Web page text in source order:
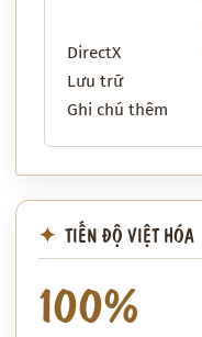
DirectX
Lưu trữ
Ghi chú thêm
TIẾN ĐỘ VIỆT HÓA
100%